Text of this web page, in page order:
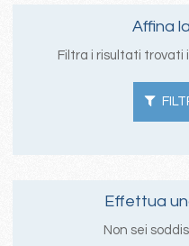
Affina
Filtra i risultati trovati
Effettua
Non sei